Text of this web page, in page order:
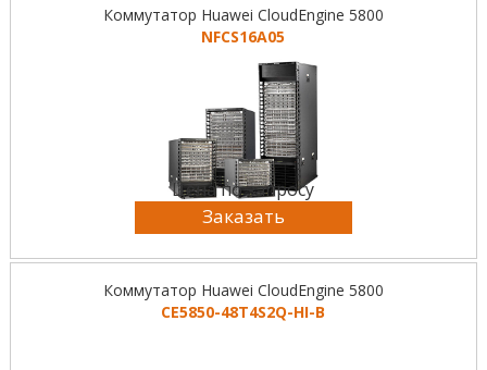
Коммутатор Huawei CloudEngine 5800
NFCS16A05
Цена по запросу
Заказать
Коммутатор Huawei CloudEngine 5800
CE5850-48T4S2Q-HI-B